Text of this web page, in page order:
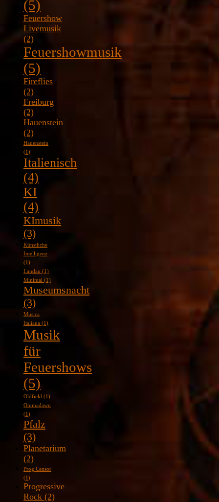
(5)
Feuershow
Livemusik
(2)
Feuershowmusik
(5)
Fireflies
(2)
Freiburg
(2)
Hauenstein
(2)
Hauenstein
(1)
Italienisch
(4)
KI
(4)
KImusik
(3)
Künstliche
Intelligenz
(1)
Landau (1)
Minimal (1)
Museumsnacht
(3)
Musica
Italiana (1)
Musik
für
Feuershows
(5)
Oldfield (1)
Ommadawn
(1)
Pfalz
(3)
Planetarium
(2)
Prog Censor
(1)
Progressive
Rock (2)